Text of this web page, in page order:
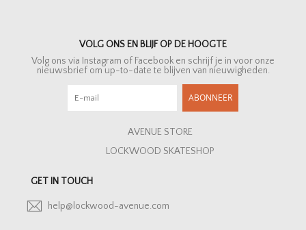
VOLG ONS EN BLIJF OP DE HOOGTE
Volg ons via Instagram of Facebook en schrijf je in voor onze
nieuwsbrief om up-to-date te blijven van nieuwigheden.
ABONNEER
AVENUE STORE
LOCKWOOD SKATESHOP
GET IN TOUCH
help@lockwood-avenue.com